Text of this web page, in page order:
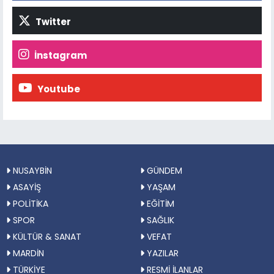
Twitter
İnstagram
Youtube
NUSAYBİN
GÜNDEM
ASAYİŞ
YAŞAM
POLİTİKA
EĞİTİM
SPOR
SAĞLIK
KÜLTÜR & SANAT
VEFAT
MARDİN
YAZILAR
TÜRKİYE
RESMİ İLANLAR